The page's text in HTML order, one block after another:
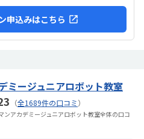
申込みはこちら
ミージュニアロボット教室
（全1689件の口コミ）
アカデミージュニアロボット教室全体の口コ